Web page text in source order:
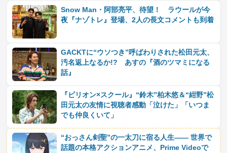
Snow Man・阿部亮平、待望！ ラウールが今
夜『ナゾトレ』登場、2人の長文コメントも到着
GACKTに“ウソつき”呼ばわりされた松田元太、
汚名返上なるか!? あすの『酒のツマミになる
話』
『ビリオン×スクール』“鈴木”柏木悠＆“紺野”松
田元太の友情に視聴者感動「泣けた」「いつま
でも仲良くいて」
“おっさん剣聖”の一太刀に宿る人生―― 世界で
話題の本格アクションアニメ、Prime Videoで